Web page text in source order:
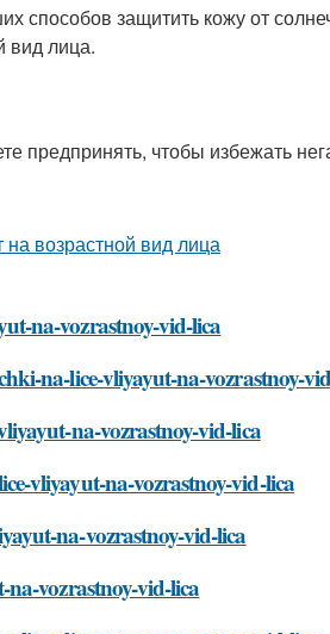
способов защитить кожу от
вид лица.
предпринять, чтобы избежать
na-vozrastnoy-vid-lica
na-lice-vliyayut-na-vozrastnoy-
na-vozrastnoy-vid-lica
vliyayut-na-vozrastnoy-vid-lica
na-vozrastnoy-vid-lica
vozrastnoy-vid-lica